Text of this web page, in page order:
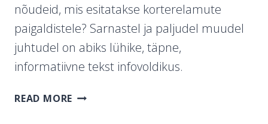
nõudeid, mis esitatakse korterelamute
paigaldistele? Sarnastel ja paljudel muudel
juhtudel on abiks lühike, täpne,
informatiivne tekst infovoldikus.
READ MORE INFOMATERJALID